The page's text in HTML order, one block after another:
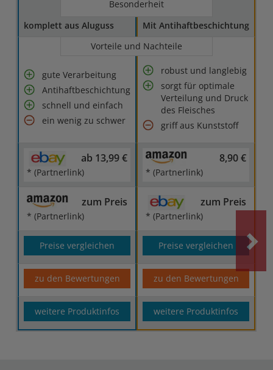
Besonderheit
komplett aus Aluguss
Mit Antihaftbeschichtung
Vorteile und Nachteile
gute Verarbeitung
Antihaftbeschichtung
schnell und einfach
ein wenig zu schwer
robust und langlebig
sorgt für optimale
Verteilung und Druck
des Fleisches
griff aus Kunststoff
ab 13,99 €
* (Partnerlink)
8,90 €
* (Partnerlink)
zum Preis
* (Partnerlink)
zum Preis
* (Partnerlink)
Preise vergleichen Preise vergleichen
zu den Bewertungen zu den Bewertungen
weitere Produktinfos weitere Produktinfos